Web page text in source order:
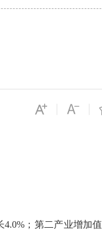
4.0% ；第二产业增加值